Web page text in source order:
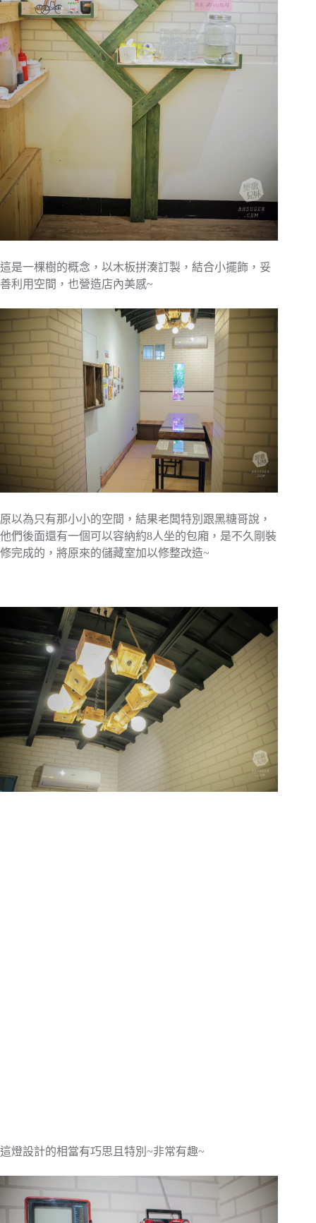
這是一棵樹的概念，以木板拼湊訂製，結合小擺飾，妥
善利用空間，也營造店內美感~
原以為只有那小小的空間，結果老闆特別跟黑糖哥說，
他們後面還有一個可以容納約8人坐的包廂，是不久剛裝
修完成的，將原來的儲藏室加以修整改造~
這燈設計的相當有巧思且特別~非常有趣~